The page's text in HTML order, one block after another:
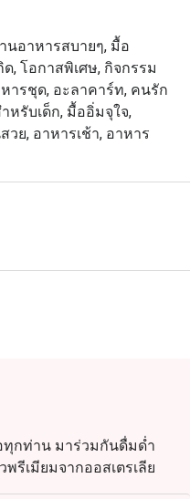
ธ
บุฟเฟ่ต์อบอุ่นใจ ด้วยเนื้อ
างพิถีพิถัน ซีฟู้ดออนไอซ์
ชิมิสดใหม่ ทั้งหมดเพียง
ค่ำสุดพิเศษกับครอบครัว
บาทสุทธิ/ท่าน
ต่ำกว่า 4 ปี: ฟรี
ต์ซีฟู้ดสุดยิ่งใหญ่ ไฮไลท์
บสเตอร์ หอยนางรม นำ
ปุ่น พร้อมสลัด ซุป และ
บาทสุทธิ/ท่าน
ต่ำกว่า 4 ปี: ฟรี
Mercure Phuket
นอาหารสบายๆ, มื้อ
, โอกาสพิเศษ, กิจกรรม
ารชุด, อะลาคาร์ท, คนรัก
หรับเด็ก, มื้ออิ่มจุใจ,
วย, อาหารเช้า, อาหาร
กท่าน มาร่วมกันดื่มด่ำ
รีเมียมจากออสเตรเลีย
นน้ำแข็ง, เมนูอินเดีย